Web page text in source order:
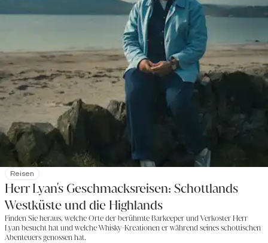
Reisen
Herr Lyan's Geschmacksreisen: Schottlands
Westküste und die Highlands
Finden Sie heraus, welche Orte der berühmte Barkeeper und Verkoster Herr
Lyan besucht hat und welche Whisky-Kreationen er während seines schottischen
Abenteuers genossen hat.